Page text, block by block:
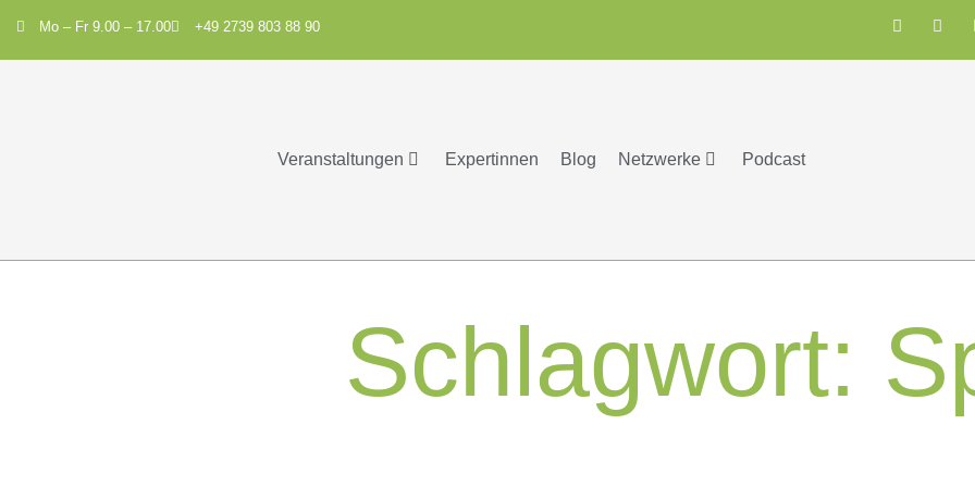
Mo – Fr 9.00 – 17.00 +49 2739 803 88 90
Veranstaltungen Expertinnen Blog Netzwerke Podcast
Schlagwort: